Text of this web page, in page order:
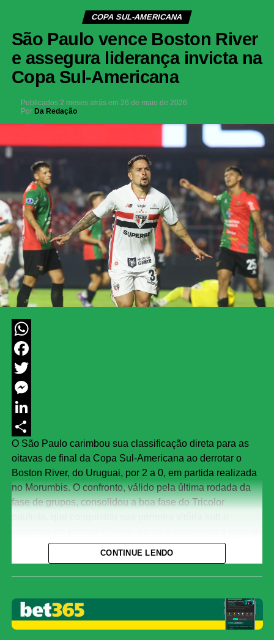
COPA SUL-AMERICANA
São Paulo vence Boston River
e assegura liderança invicta na
Copa Sul-Americana
Publicados 2 meses atrás em 26 de maio de 2026
Por Da Redação
WhatsApp
Facebook
Twitter
Messenger
LinkedIn
Share
O São Paulo carimbou sua classificação direta para as
oitavas de final da Copa Sul-Americana ao derrotar o
Boston River, do Uruguai, por 2 a 0, em partida realizada
no Morumbis. O confronto, válido pela última rodada da
fase de grupos, consolidou a boa fase do Tricolor
Grupo C de maneira invicta, somando 12 pontos. O
O’Higgins, do Chile, terminou na segunda posição e
disputará a fase de repescagem.
O time brasileiro começou em ritmo acelerado e abriu o
placar logo aos quatro minutos de jogo. Em jogada pela
esquerda, Wendell Silva serviu André Silva, que cruzou
CONTINUE LENDO